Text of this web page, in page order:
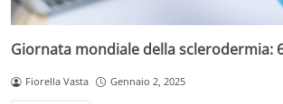
Giornata mondiale della sclerodermia:
Fiorella Vasta Gennaio 2, 2025